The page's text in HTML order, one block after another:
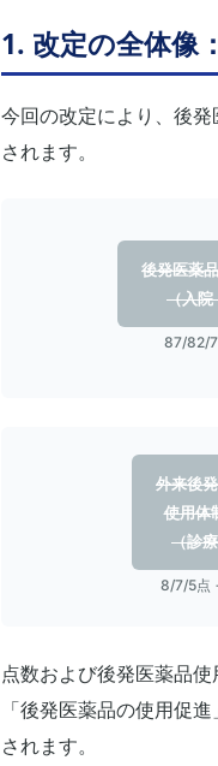
1. 改定の全体像
今回の改定により、後
されます。
後発医薬
（入
87/82/
外来後
使用体
（診
8/7/5点
点数および後発医薬品
「後発医薬品の使用促進
されます。
施設基準の充
届出漏れ・要